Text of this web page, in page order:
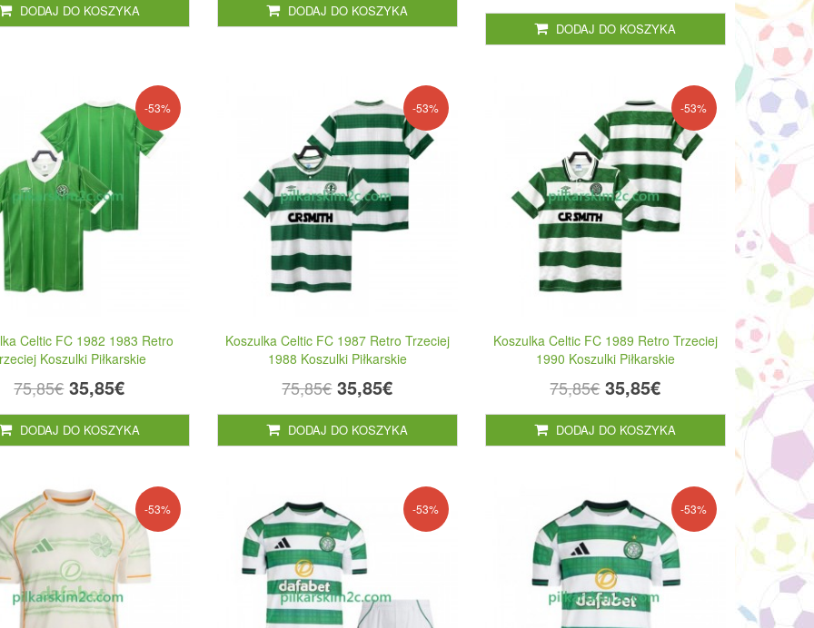
DODAJ DO KOSZYKA DODAJ DO KOSZYKA
DODAJ DO KOSZYKA
-53%
Celtic FC 1982 1983 Retro
Koszulki Piłkarskie
75,85€ 35,85€
DODAJ DO KOSZYKA
-53%
Koszulka Celtic FC 1987 Retro Trzeciej
1988 Koszulki Piłkarskie
75,85€ 35,85€
DODAJ DO KOSZYKA
-53%
Koszulka Celtic FC 1989 Retro Trzeciej
1990 Koszulki Piłkarskie
75,85€ 35,85€
DODAJ DO KOSZYKA
-53% -53% -53%